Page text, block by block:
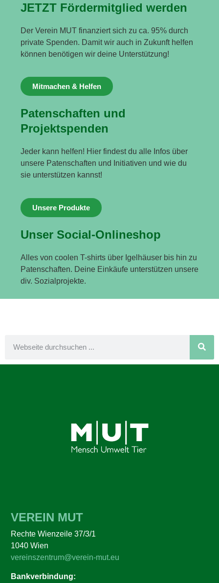
JETZT Fördermitglied werden
Der Verein MUT finanziert sich zu ca. 95% durch
private Spenden. Damit wir auch in Zukunft helfen
können benötigen wir deine Unterstützung!
Mitmachen & Helfen
Patenschaften und
Projektspenden
Jeder kann helfen! Hier findest du alle Infos über
unsere Patenschaften und Initiativen und wie du
sie unterstützen kannst!
Unsere Produkte
Unser Social-Onlineshop
Alles von coolen T-shirts über Igelhäuser bis hin zu
Patenschaften. Deine Einkäufe unterstützen unsere
div. Sozialprojekte.
VEREIN MUT
Rechte Wienzeile 37/3/1
1040 Wien
vereinszentrum@verein-mut.eu
Bankverbindung: